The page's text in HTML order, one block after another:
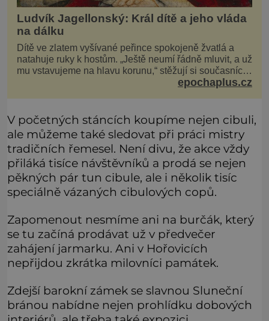
Ludvík Jagellonský: Král dítě a jeho vláda
na dálku
Dítě ve zlatem vyšívané peřince spokojeně žvatlá a
natahuje ruky k hostům. „Ještě neumí řádně mluvit, a už
mu vstavujeme na hlavu korunu,“ stěžují si současníci,
pro které je k neuvěření, že droboučký princ se dnes
epochaplus.cz
V početných stáncích koupíme nejen cibuli,
ale můžeme také sledovat při práci mistry
tradičních řemesel. Není divu, že akce vždy
přiláká tisíce návštěvníků a prodá se nejen
pěkných pár tun cibule, ale i několik tisíc
speciálně vázaných cibulových copů.
Zapomenout nesmíme ani na burčák, který
se tu začíná prodávat už v předvečer
zahájení jarmarku. Ani v Hořovicích
nepřijdou zkrátka milovníci památek.
Zdejší barokní zámek se slavnou Sluneční
bránou nabídne nejen prohlídku dobových